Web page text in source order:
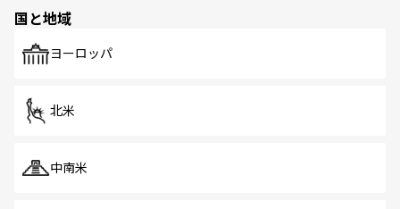
で、ホーカーズは地元の風情を楽しめる外せないスポット
国と地域
ヨーロッパ
北米
中南米